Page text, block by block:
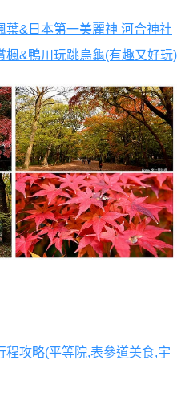
葉&日本第一美麗神 河合神社
楓&鴨川玩跳烏龜(有趣又好玩)
程攻略(平等院,表參道美食,宇